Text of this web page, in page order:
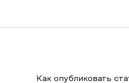
Как опубликовать